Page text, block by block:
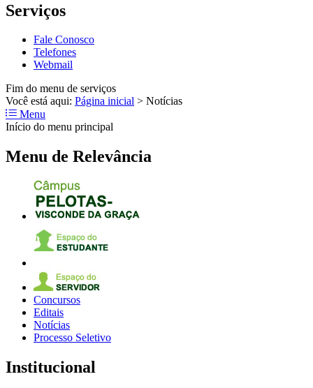
Serviços
Fale Conosco
Telefones
Webmail
Fim do menu de serviços
Você está aqui: Página inicial > Notícias
Menu
Início do menu principal
Menu de Relevância
Concursos
Editais
Notícias
Processo Seletivo
Institucional